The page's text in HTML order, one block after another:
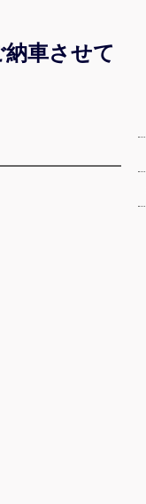
車させて